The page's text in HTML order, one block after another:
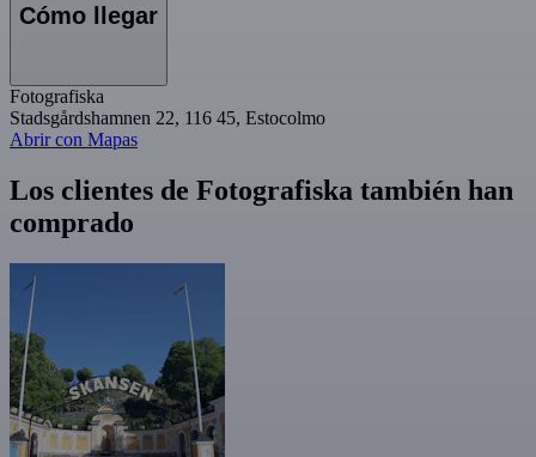
Cómo llegar
Fotografiska
Stadsgårdshamnen 22, 116 45, Estocolmo
Abrir con Mapas
Los clientes de Fotografiska también han
comprado